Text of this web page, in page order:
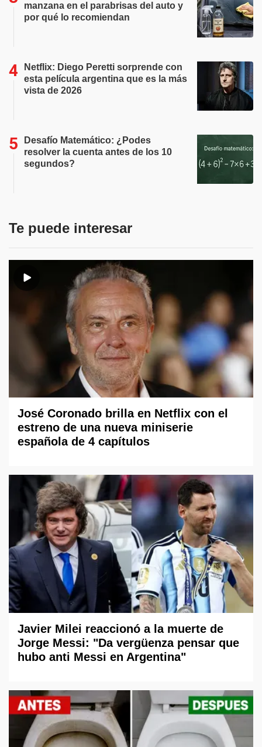
manzana en el parabrisas del auto y
por qué lo recomiendan
Netflix: Diego Peretti sorprende con
esta película argentina que es la más
vista de 2026
Desafío Matemático: ¿Podes
resolver la cuenta antes de los 10
segundos?
Te puede interesar
José Coronado brilla en Netflix con el
estreno de una nueva miniserie
española de 4 capítulos
Javier Milei reaccionó a la muerte de
Jorge Messi: "Da vergüenza pensar que
hubo anti Messi en Argentina"